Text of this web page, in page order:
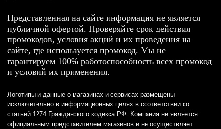
Представленная на сайте информация не является
публичной офертой. Проверяйте срок действия
промокодов, условия акций и их проведения на
сайте, где используется промокод. Мы не
гарантируем 100% работоспособность всех промокод
и условий их применения.
Логотипы и данные о магазинах и сервисах размещены
исключительно в информационных целях в соответствии со
статьей 1274 Гражданского кодекса РФ. Компания не является
официальным представителем магазинов и не осуществляет